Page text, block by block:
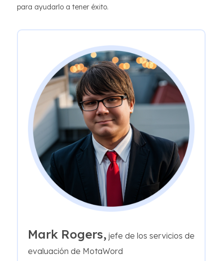
para ayudarlo a tener éxito.
Mark Rogers, jefe de los servicios de
evaluación de MotaWord